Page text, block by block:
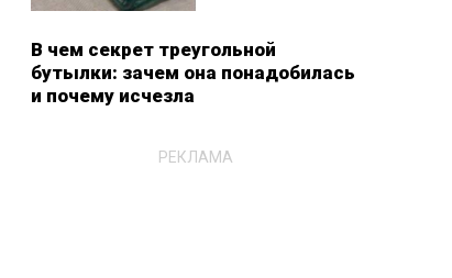
В чем секрет треугольной
бутылки: зачем она понадобилась
и почему исчезла
РЕКЛАМА